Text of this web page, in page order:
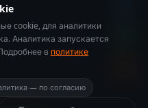
АКПП»). Все права
сайта
cookie, для аналитики
Аналитика запускается
в политике
— по согласию